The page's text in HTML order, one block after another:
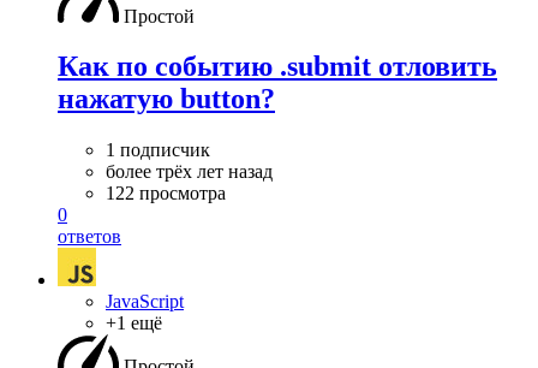
Простой
Как по событию .submit отловить
нажатую button?
1 подписчик
более трёх лет назад
122 просмотра
0
ответов
JavaScript
+1 ещё